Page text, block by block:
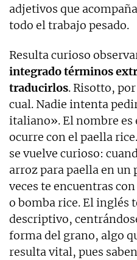
adjetivos que
todo el trabajo pesado.
Resulta curioso
integrado términos
traducirlos. Risotto,
cual. Nadie intenta
italiano». El nombre es
ocurre con el paella
se vuelve curioso:
arroz para paella en un
veces te encuentras
o bomba rice. El inglés
descriptivo,
forma del grano, algo
resulta vital, pues